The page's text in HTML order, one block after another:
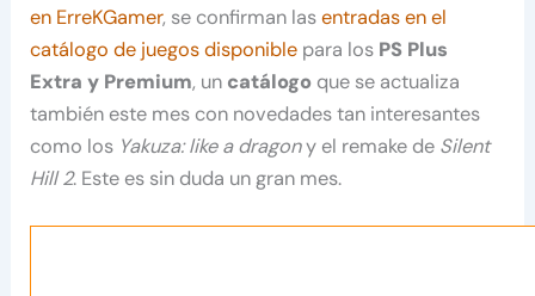
en ErreKGamer, se confirman lasentradas en el
catálogo de juegos disponible para los PS Plus
Extra y Premium, un catálogo que se actualiza
también este mes con novedades tan interesantes
como los Yakuza: like a dragony el remake de Silent
Hill 2. Este es sin duda un gran mes.